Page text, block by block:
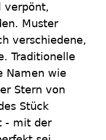
verpönt,
Muster
verschiedene,
Traditionelle
Namen wie
Stern von
Stück
- mit der